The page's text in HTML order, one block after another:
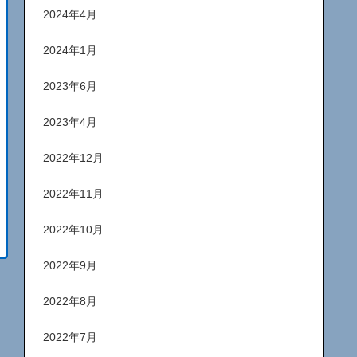
2024年4月
2024年1月
2023年6月
2023年4月
2022年12月
2022年11月
2022年10月
2022年9月
2022年8月
2022年7月